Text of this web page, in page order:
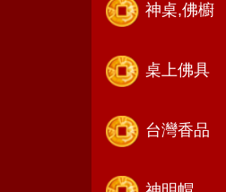
神桌,佛櫥
桌上佛具
台灣香品